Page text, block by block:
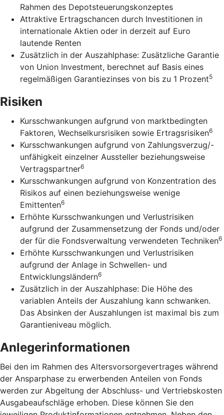
Rahmen des Depotsteuerungskonzeptes
Attraktive Ertragschancen durch Investitionen in
internationale Aktien oder in derzeit auf Euro
lautende Renten
Zusätzlich in der Auszahlphase: Zusätzliche Garantie
von Union Investment, berechnet auf Basis eines
regelmäßigen Garantiezinses von bis zu 1 Prozent5
Risiken
Kursschwankungen aufgrund von marktbedingten
Faktoren, Wechselkursrisiken sowie Ertragsrisiken6
Kursschwankungen aufgrund von Zahlungsverzug/-
unfähigkeit einzelner Aussteller beziehungsweise
Vertragspartner6
Kursschwankungen aufgrund von Konzentration des
Risikos auf einen beziehungsweise wenige
Emittenten6
Erhöhte Kursschwankungen und Verlustrisiken
aufgrund der Zusammensetzung der Fonds und/oder
der für die Fondsverwaltung verwendeten Techniken6
Erhöhte Kursschwankungen und Verlustrisiken
aufgrund der Anlage in Schwellen- und
Entwicklungsländern6
Zusätzlich in der Auszahlphase: Die Höhe des
variablen Anteils der Auszahlung kann schwanken.
Das Absinken der Auszahlungen ist maximal bis zum
Garantieniveau möglich.
Anlegerinformationen
Bei den im Rahmen des Altersvorsorgevertrages während
der Ansparphase zu erwerbenden Anteilen von Fonds
werden zur Abgeltung der Abschluss- und Vertriebskosten
Ausgabeaufschläge erhoben. Diese können Sie den